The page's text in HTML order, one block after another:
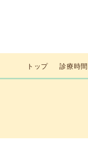
トップ 診療時間